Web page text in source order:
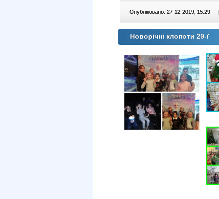
Опубліковано: 27-12-2019, 15:29 |
Новорічні клопоти 29-ї